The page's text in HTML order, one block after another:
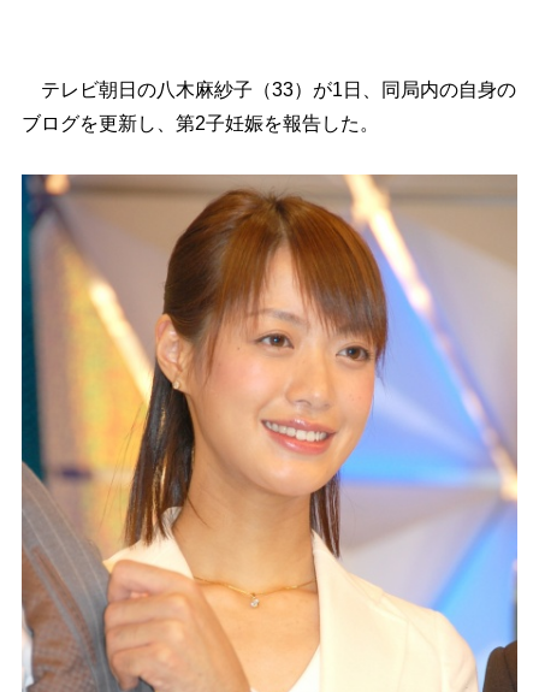
テレビ朝日の八木麻紗子（33）が1日、同局内の自身の
ブログを更新し、第2子妊娠を報告した。